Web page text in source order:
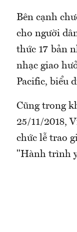
Bên cạnh
cho người
thức 17 bản
nhạc giao
Pacific, biểu
Cũng trong
25/11/2018,
chức lễ trao
"Hành trình